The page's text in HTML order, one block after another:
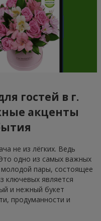
гостей в г.
акценты
не из лёгких. Ведь
одно из самых важных
пары, состоящее
ключевых является
и нежный букет
продуманности и